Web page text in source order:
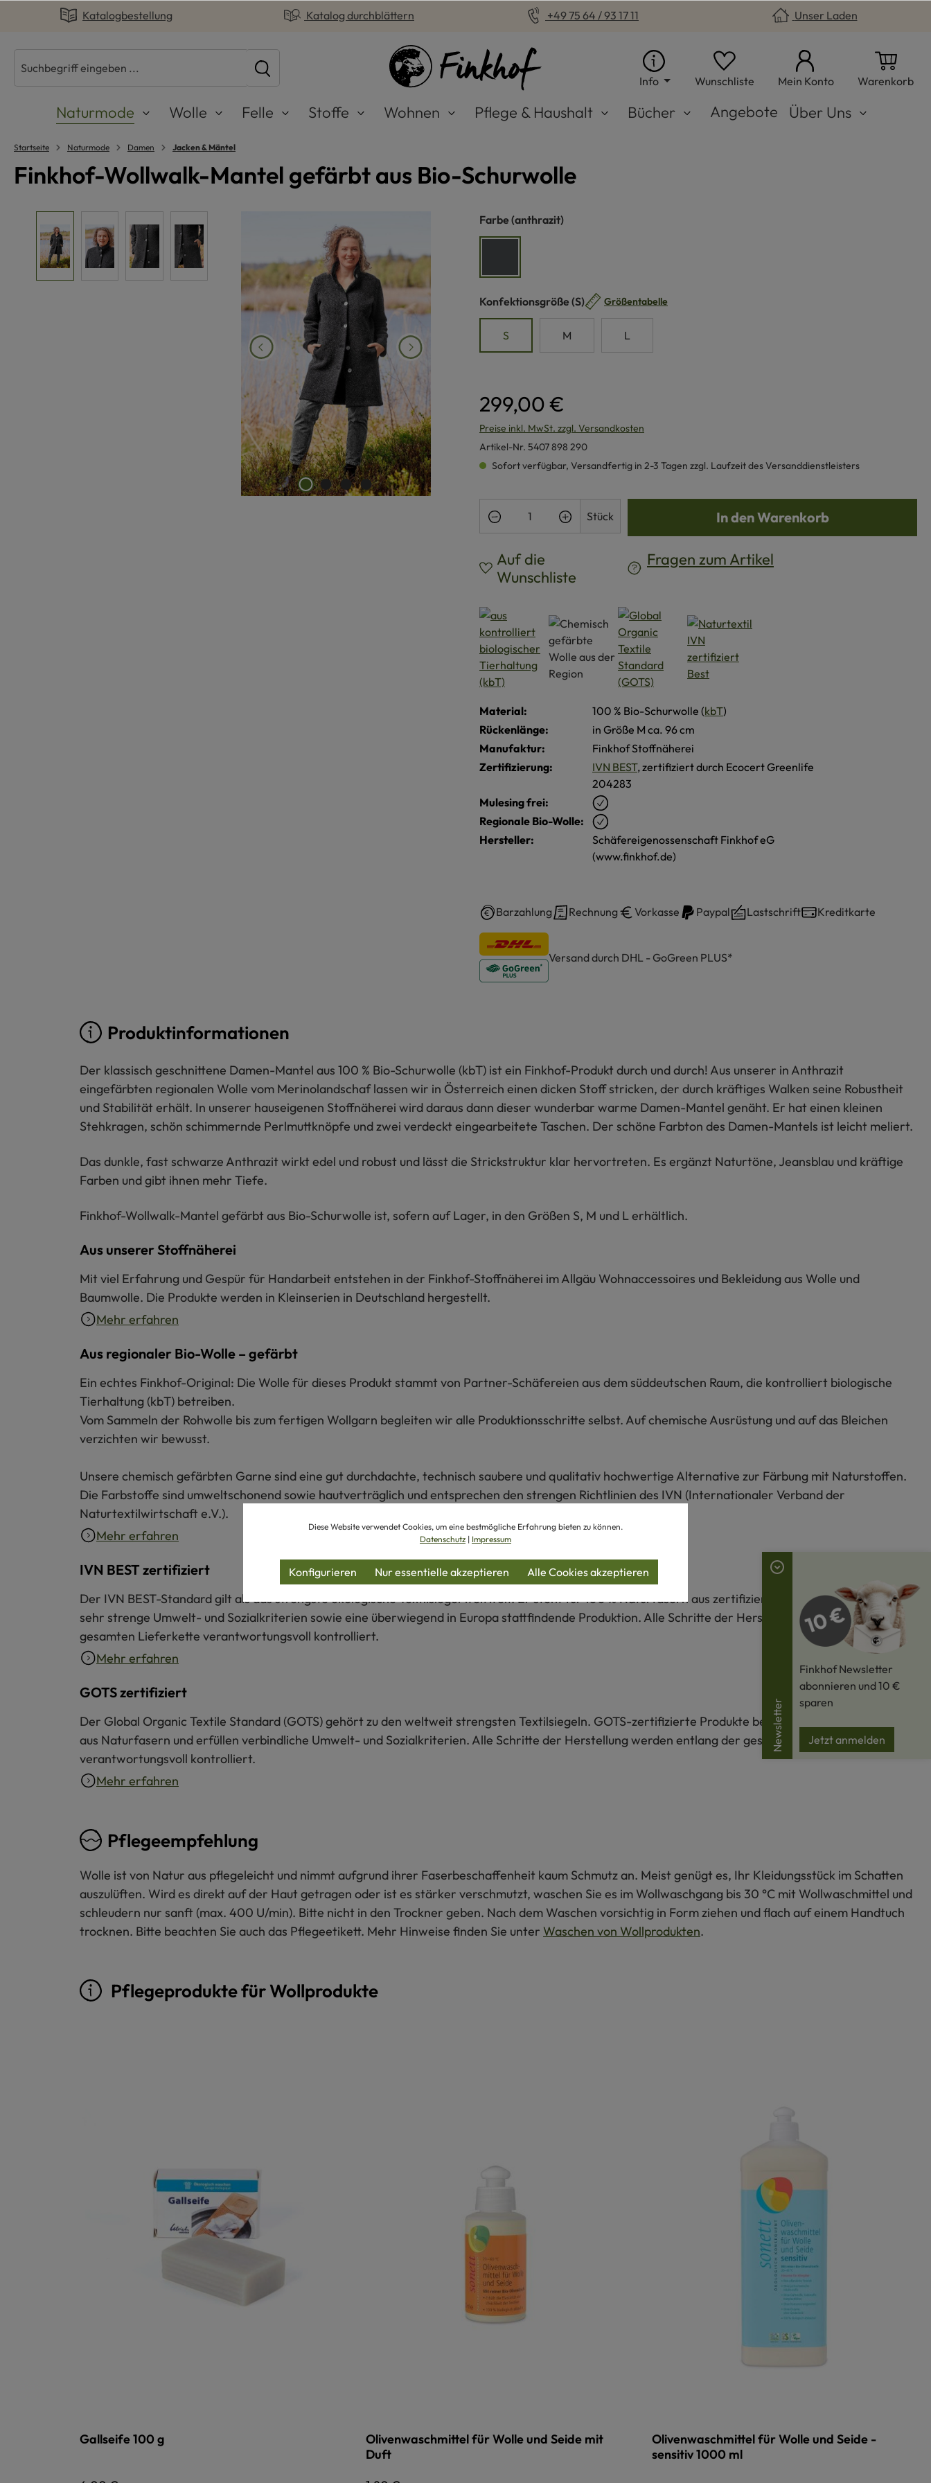
Zur Hauptnavigation springen
Katalogbestellung Katalog durchblättern +49 75 64 / 93 17 11 Unser Laden
Info Wunschliste Du hast 0 Produkte auf dem
Mein Konto Warenkorb
Naturmode Wolle Felle Stoffe Wohnen Pflege & Haushalt Bücher Angebote Über Uns
Startseite Naturmode Damen Jacken & Mäntel
Finkhof-Wollwalk-Mantel gefärbt aus Bio-Schurwolle
Farbe auswählen
(anthrazit)
Konfektionsgröße auswählen
(S) Größentabelle
S M L
299,00 €
Preise inkl. MwSt. zzgl. Versandkosten
Artikel-Nr. 5407 898 290
Sofort verfügbar, Versandfertig in 2-3 Tagen zzgl. Laufzeit des Versanddienstleisters
Produkt Anzahl: Gib den gewünschten Wert ein oder
Stück In den Warenkorb
Auf die
Wunschliste
Fragen zum Artikel
Material: 100 % Bio-Schurwolle (kbT)
Rückenlänge:
in Größe M ca. 96 cm
Manufaktur:
Finkhof Stoffnäherei
Zertifizierung:
IVN BEST, zertifiziert durch Ecocert Greenlife
204283
Mulesing frei:
Regionale Bio-Wolle:
Hersteller:
Schäfereigenossenschaft Finkhof eG
(www.finkhof.de)
Barzahlung Rechnung Vorkasse Paypal Lastschrift Kreditkarte
Versand durch DHL - GoGreen PLUS*
Produktinformationen
Der klassisch geschnittene Damen-Mantel aus 100 % Bio-Schurwolle (kbT) ist ein Finkhof-Produkt durch und durch! Aus unserer in Anthrazit
eingefärbten regionalen Wolle vom Merinolandschaf lassen wir in Österreich einen dicken Stoff stricken, der durch kräftiges Walken seine Robustheit
und Stabilität erhält. In unserer hauseigenen Stoffnäherei wird daraus dann dieser wunderbar warme Damen-Mantel genäht. Er hat einen kleinen
Stehkragen, schön schimmernde Perlmuttknöpfe und zwei verdeckt eingearbeitete Taschen. Der schöne Farbton des Damen-Mantels ist leicht meliert.
Das dunkle, fast schwarze Anthrazit wirkt edel und robust und lässt die Strickstruktur klar hervortreten. Es ergänzt Naturtöne, Jeansblau und kräftige
Farben und gibt ihnen mehr Tiefe.
Finkhof-Wollwalk-Mantel gefärbt aus Bio-Schurwolle ist, sofern auf Lager, in den Größen S, M und L erhältlich.
Aus unserer Stoffnäherei
Mit viel Erfahrung und Gespür für Handarbeit entstehen in der Finkhof-Stoffnäherei im Allgäu Wohnaccessoires und Bekleidung aus Wolle und
Baumwolle. Die Produkte werden in Kleinserien in Deutschland hergestellt.
Mehr erfahren
Aus regionaler Bio-Wolle – gefärbt
Ein echtes Finkhof-Original: Die Wolle für dieses Produkt stammt von Partner-Schäfereien aus dem süddeutschen Raum, die kontrolliert biologische
Tierhaltung (kbT) betreiben.
Vom Sammeln der Rohwolle bis zum fertigen Wollgarn begleiten wir alle Produktionsschritte selbst. Auf chemische Ausrüstung und auf das Bleichen
verzichten wir bewusst.
Unsere chemisch gefärbten Garne sind eine gut durchdachte, technisch saubere und qualitativ hochwertige Alternative zur Färbung mit Naturstoffen.
Die Farbstoffe sind umweltschonend sowie hautverträglich und entsprechen den strengen Richtlinien des IVN (Internationaler Verband der
Naturtextilwirtschaft e.V.).
Mehr erfahren
IVN BEST zertifiziert
Der IVN BEST-Standard gilt als das strengste ökologische Textilsiegel weltweit. Er steht für 100 % Naturfasern aus zertifiziert biologischer Produktion,
sehr strenge Umwelt- und Sozialkriterien sowie eine überwiegend in Europa stattfindende Produktion. Alle Schritte der Herstellung werden entlang der
gesamten Lieferkette verantwortungsvoll kontrolliert.
Mehr erfahren
GOTS zertifiziert
Der Global Organic Textile Standard (GOTS) gehört zu den weltweit strengsten Textilsiegeln. GOTS-zertifizierte Produkte bestehen zu mindestens 70 %
aus Naturfasern und erfüllen verbindliche Umwelt- und Sozialkriterien. Alle Schritte der Herstellung werden entlang der gesamten Lieferkette
verantwortungsvoll kontrolliert.
Mehr erfahren
Pflegeempfehlung
Wolle ist von Natur aus pflegeleicht und nimmt aufgrund ihrer Faserbeschaffenheit kaum Schmutz an. Meist genügt es, Ihr Kleidungsstück im Schatten
auszulüften. Wird es direkt auf der Haut getragen oder ist es stärker verschmutzt, waschen Sie es im Wollwaschgang bis 30 °C mit Wollwaschmittel und
schleudern nur sanft (max. 400 U/min). Bitte nicht in den Trockner geben. Nach dem Waschen vorsichtig in Form ziehen und flach auf einem Handtuch
trocknen. Bitte beachten Sie auch das Pflegeetikett. Mehr Hinweise finden Sie unter Waschen von Wollprodukten.
Pflegeprodukte für Wollprodukte
Gallseife 100 g
Olivenwaschmittel für Wolle und Seide mit
Duft
Olivenwaschmittel für Wolle und Seide -
sensitiv 1000 ml
Newsletter
Finkhof Newsletter
abonnieren und 10 €
sparen
Jetzt anmelden
Diese Website verwendet Cookies, um eine bestmögliche Erfahrung bieten zu können.
Datenschutz | Impressum
Nur essentielle akzeptieren
Konfigurieren Alle Cookies akzeptieren